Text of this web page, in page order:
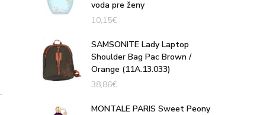
voda pre ženy
10,15€
SAMSONITE Lady Laptop
Shoulder Bag Pac Brown /
Orange (11A.13.033)
38,86€
MONTALE PARIS Sweet Peony